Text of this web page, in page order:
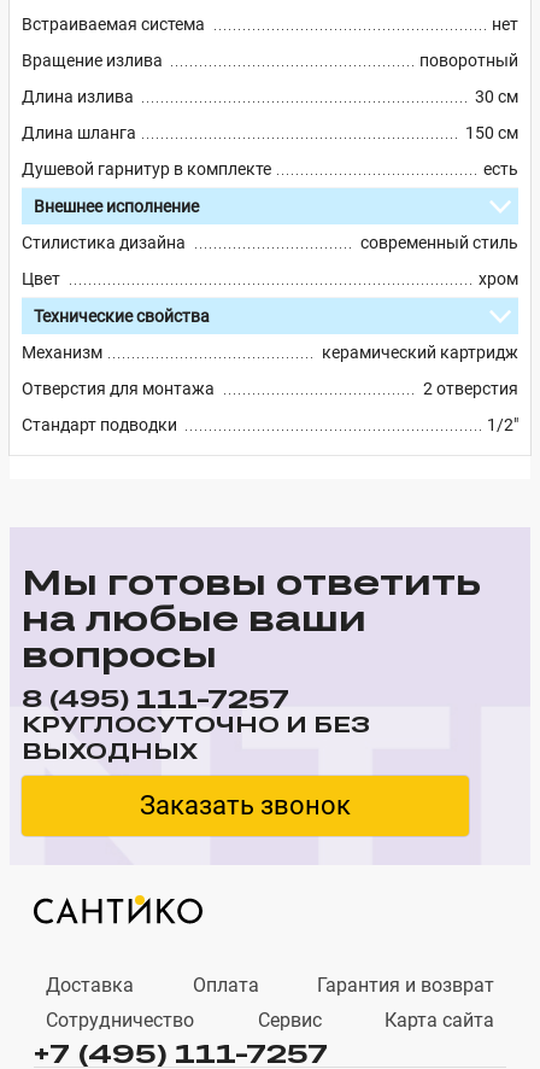
Встраиваемая система
нет
Вращение излива
поворотный
Длина излива
30 см
Длина шланга
150 см
Душевой гарнитур в комплекте
есть
Внешнее исполнение
Стилистика дизайна
современный стиль
Цвет
хром
Технические свойства
Механизм
керамический картридж
Отверстия для монтажа
2 отверстия
Стандарт подводки
1/2"
Мы готовы ответить
на любые ваши
вопросы
8 (495) 111-7257
КРУГЛОСУТОЧНО И БЕЗ
ВЫХОДНЫХ
Заказать звонок
Доставка Оплата
Гарантия и возврат
Сотрудничество
Сервис Карта сайта
+7 (495) 111-7257